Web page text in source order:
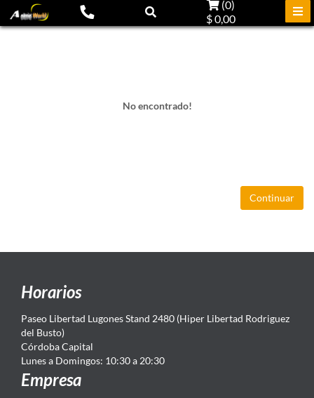
(0)
$ 0,00
No encontrado!
Continuar
Horarios
Paseo Libertad Lugones Stand 2480 (Hiper Libertad Rodriguez
del Busto)
Córdoba Capital
Lunes a Domingos: 10:30 a 20:30
Empresa